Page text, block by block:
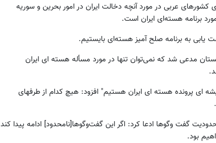
عربی در مورد آنچه دخالت ایران در امور بحرین و سوریه
برنامه هسته‌ای ایران است.
یابی به برنامه صلح آمیز هسته‌ای بایستیم.
مدعی شد که نمی‌توان تنها در مورد مسأله هسته ای ایران
ای پرونده هسته ای ایران هستیم" افزود: هیچ کدام از طرفهای
گفت وگوها ادعا کرد: اگر این گفت‌وگوها[نامحدود] ادامه پیدا کند
بود.